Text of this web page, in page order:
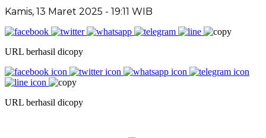
Kamis, 13 Maret 2025 - 19:11 WIB
URL berhasil dicopy
URL berhasil dicopy